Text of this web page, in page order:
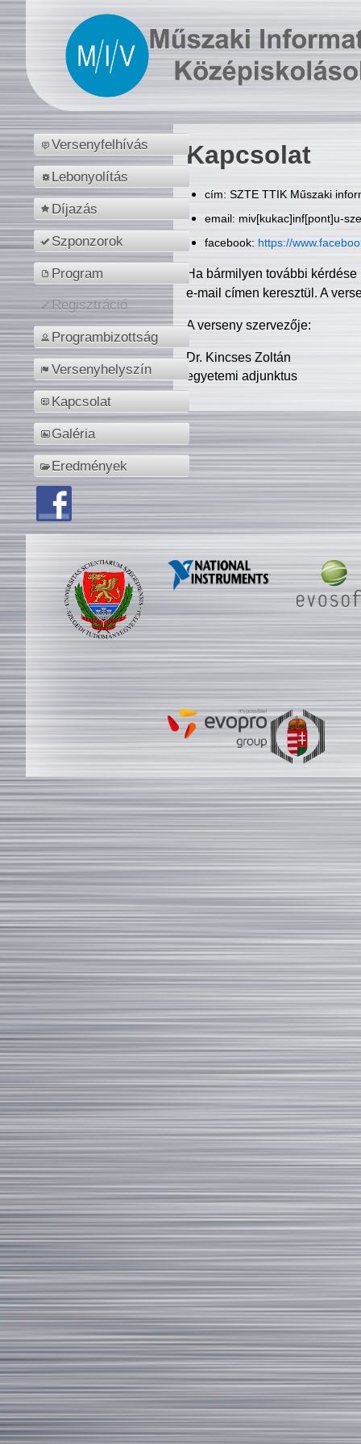
Versenyfelhívás
Lebonyolítás
Díjazás
Szponzorok
Program
Regisztráció
Programbizottság
Versenyhelyszín
Kapcsolat
Galéria
Eredmények
Kapcsolat
cím: SZTE TTIK Műszaki
email: miv[kukac]inf[pont]u-
facebook: https://
Ha bármilyen további
e-mail címen keresztül. A
A verseny szervezője:
Dr. Kincses Zoltán
egyetemi adjunktus